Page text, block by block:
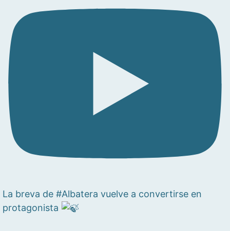
La breva de #Albatera vuelve a convertirse en
protagonista